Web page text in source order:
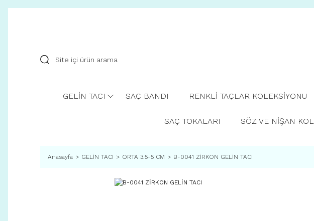
GELİN TACI SAÇ BANDI RENKLİ TAÇLAR KOLEKSİYONU
SAÇ TOKALARI SÖZ VE NİŞAN
Anasayfa GELİN TACI ORTA 3.5-5 CM B-0041 ZİRKON GELİN TACI